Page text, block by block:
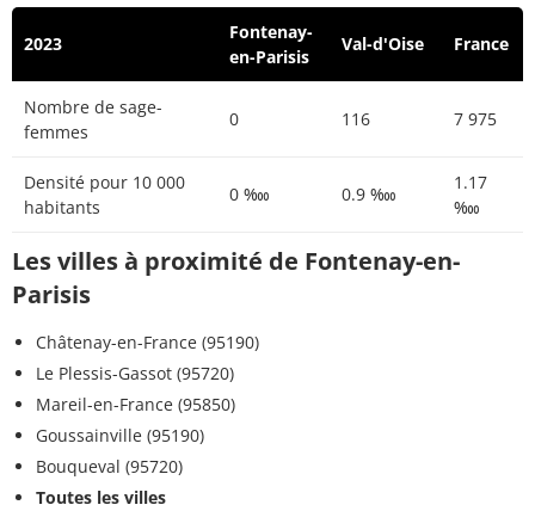
2023
Fontenay-
en-Parisis
Val-d'Oise France
Nombre de sage-
femmes
0 116 7 975
Densité pour 10 000
habitants
0 ‱ 0.9 ‱
1.17
‱
Les villes à proximité de Fontenay-en-
Parisis
Châtenay-en-France (95190)
Le Plessis-Gassot (95720)
Mareil-en-France (95850)
Goussainville (95190)
Bouqueval (95720)
Toutes les villes